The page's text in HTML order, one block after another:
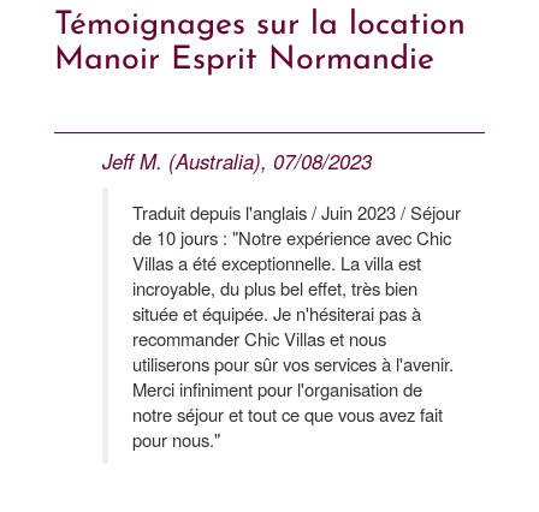
Témoignages sur la location
Manoir Esprit Normandie
Jeff M. (Australia), 07/08/2023
Traduit depuis l'anglais / Juin 2023 / Séjour
de 10 jours : "Notre expérience avec Chic
Villas a été exceptionnelle. La villa est
incroyable, du plus bel effet, très bien
située et équipée. Je n'hésiterai pas à
recommander Chic Villas et nous
utiliserons pour sûr vos services à l'avenir.
Merci infiniment pour l'organisation de
notre séjour et tout ce que vous avez fait
pour nous."